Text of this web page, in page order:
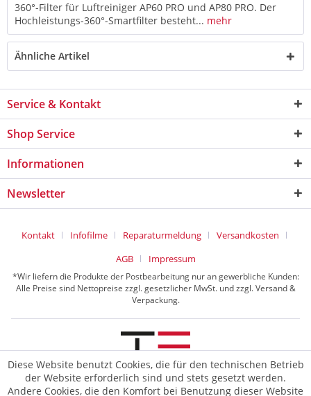
360°-Filter für Luftreiniger AP60 PRO und AP80 PRO. Der
Hochleistungs-360°-Smartfilter besteht... mehr
Ähnliche Artikel
Service & Kontakt
Shop Service
Informationen
Newsletter
Kontakt Infofilme Reparaturmeldung
Versandkosten
AGB
Impressum
*Wir liefern die Produkte der Postbearbeitung nur an gewerbliche Kunden:
Alle Preise sind Nettopreise zzgl. gesetzlicher MwSt. und zzgl. Versand &
Verpackung.
© 2026 TE Postline GmbH
Diese Website benutzt Cookies, die für den technischen Betrieb
der Website erforderlich sind und stets gesetzt werden.
Andere Cookies, die den Komfort bei Benutzung dieser Website